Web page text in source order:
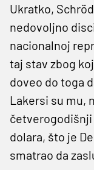
Ukratko,
nedovoljno
nacionalnoj
taj stav zbog
doveo do toga
Lakersi su mu,
dolara, što je
smatrao da